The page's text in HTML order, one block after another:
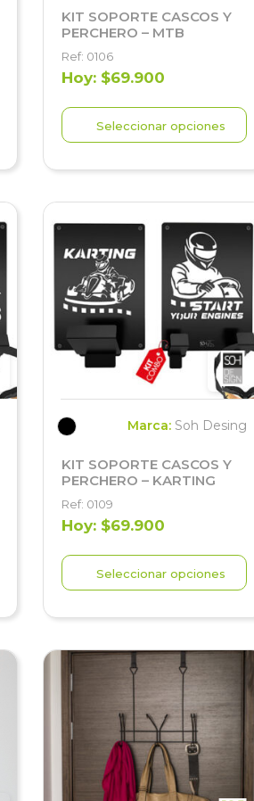
KIT SOPORTE CASCOS Y
PERCHERO – MTB
Ref: 0106
Hoy: $69.900
Seleccionar opciones
Marca: Soh Desing
KIT SOPORTE CASCOS Y
PERCHERO – KARTING
Ref: 0109
Hoy: $69.900
Seleccionar opciones